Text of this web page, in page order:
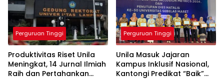
Perguruan Tinggi
Produktivitas Riset Unila
Meningkat, 14 Jurnal Ilmiah
Raih dan Pertahankan
Perguruan Tinggi
Unila Masuk Jajaran
Kampus Inklusif Nasional,
Kantongi Predikat “Baik”